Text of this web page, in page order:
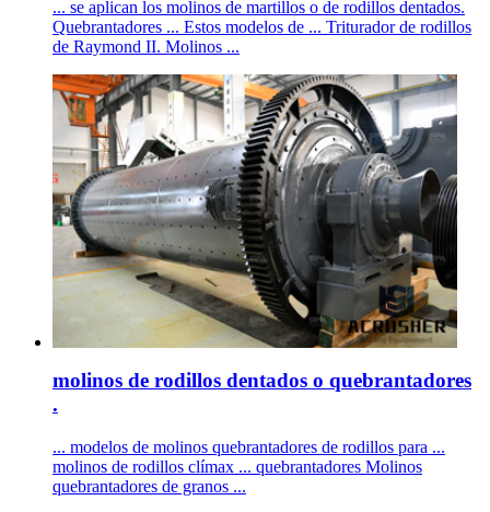
... se aplican los molinos de martillos o de rodillos dentados.
Quebrantadores ... Estos modelos de ... Triturador de rodillos
de Raymond II. Molinos ...
molinos de rodillos dentados o quebrantadores
.
... modelos de molinos quebrantadores de rodillos para ...
molinos de rodillos clímax ... quebrantadores Molinos
quebrantadores de granos ...